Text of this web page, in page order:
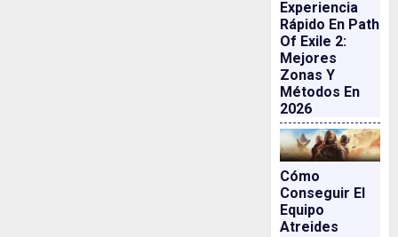
Experiencia
Rápido En Path
Of Exile 2:
Mejores
Zonas Y
Métodos En
2026
Cómo
Conseguir El
Equipo
Atreides